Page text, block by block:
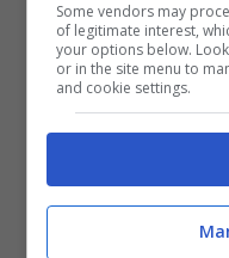
Some vendors may
of legitimate interest,
your options below.
or in the site menu to
and cookie settings.